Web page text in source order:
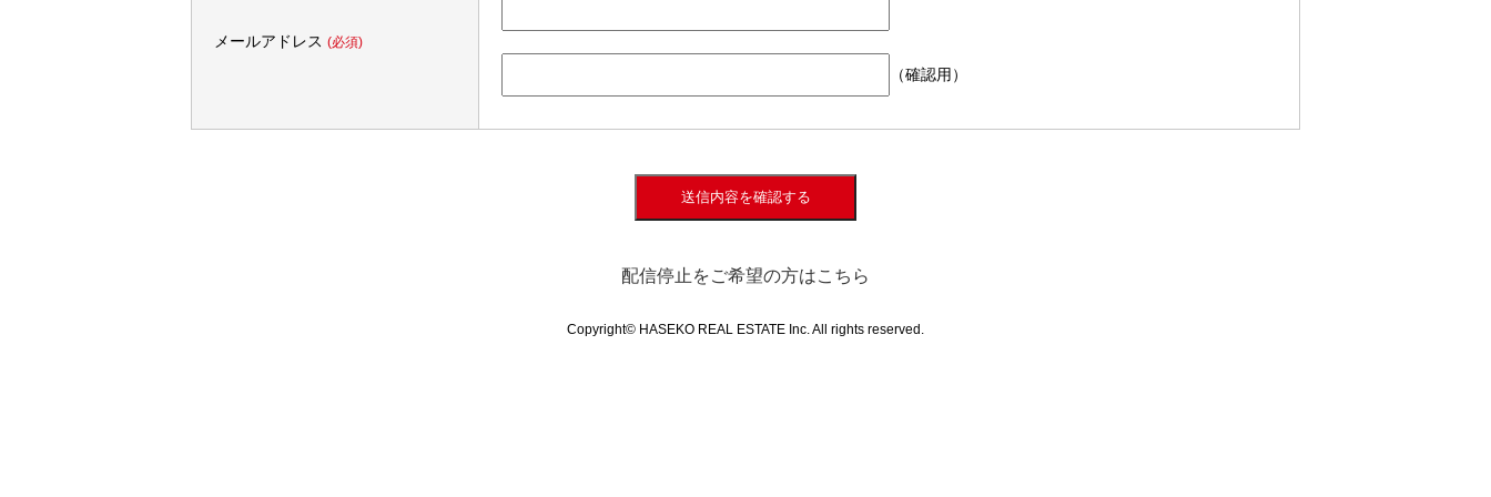
メールアドレス (必須)
（確認用）
送信内容を確認する
配信停止をご希望の方はこちら
Copyright© HASEKO REAL ESTATE Inc. All rights reserved.